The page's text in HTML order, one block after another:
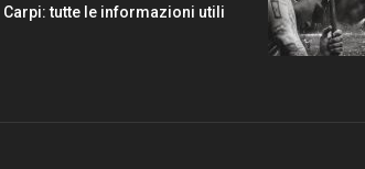
Carpi: tutte le informazioni utili